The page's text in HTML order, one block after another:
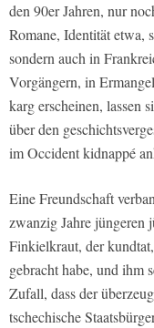
den 90er Jahren, nur
Romane, Identitätetwa,
sondern auch in
Vorgängern, in
karg erscheinen, lassen
über den
imOccident kidnappé
Eine Freundschaft
zwanzig Jahre jüngeren
Finkielkraut, der
gebracht habe, und ihm
Zufall, dass der
tschechische